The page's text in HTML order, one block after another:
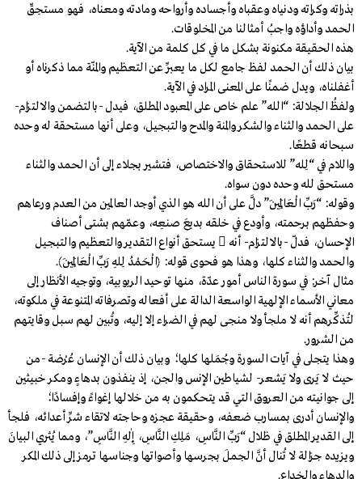
بذراته وكراته ودنياه وعقباه وأجساده وأرواحه ومادته ومعناه، فهو مستحِقّ
الحمد وأداؤه واجبُ أمثالنا من المخلوقات.
هذه الحقيقة مكنونة بشكل ما في كل كلمة من الآية.
بيان ذلك أن الحمد لفظ جامع لكل ما يعبِّر عن التعظيم والمنّة مما ذكرناه أو
أغفلناه، ويدل ضمنًا على المعنى المراد في الآية.
ولفظُ الجلالة: “الله” علم خاص على المعبود المطلق، فيدل -بالتضمن والالتزام-
على الحمد والثناء والشكر والمنة والمدح والتبجيل، وعلى أنها مستحقة له وحده
سبحانه قطعًا.
واللام في “لِله” للاستحقاق والاختصاص، فتشير بجلاء إلى أن الحمد والثناء
مستحق لله وحده دون سواه.
وقوله: “رَبِّ الْعَالَمِينَ” دلَّ على أن الله هو الذي أوجد العالمين من العدم ورعاهم
وحفظهم برحمته، وأودع في خلقه بديعَ صنعِه، وعمّهم بشتى أصناف
الإحسان، فدلّ -بالالتزام- أنه  يستحق أنواع التقدير والتعظيم والتبجيل
والحمد والثناء كلها، وهذا هو فحوى قوله: ﴿الْحَمْدُ لِلهِ رَبِّ الْعَالَمِينَ﴾.
مثال آخر: في سورة الناس أمور عدّة، منها توحيد الربوبية، وتوجيه الأنظار إلى
معاني الأسماء الإلهية الواسعة الدالة على أفعاله وتصرفاته المتنوعة في ملكوته،
لتُذكِّرهم أنه لا ملجأ ولا منجى لهم في الضراء إلا إليه، وتُبين لهم سبل وقايتهم
من الشرور.
وهذا يتجلى في آيات السورة وجُمَلها كلها؛ وبيان ذلك أن الإنسان عُرْضة -من
حيث لا يَرى ولا يَشعر- لشياطين الإنس والجن، إذ ينفذون بدهاءٍ ومكر خبيثين
إلى جوانيته من العروق التي قد يتحكمون به من خلالها إغواءً وإفسادًا؛
والإنسان أدرى بمسارب ضعفه، وحقيقة عجزه وحاجته لاتقاء شرِّ أعدائه، فلجأ
إلى القدير المطلق في ظلال “رَبِّ النَّاسِ، مَلِكِ النَّاسِ، إِلٰهِ النَّاسِ”، ومما يُثري البيانَ
ويزيده جزالة لا تُنال أنَّ الجملَ بجرسها وأصواتها وجناسها ترمز إلى ذلك المكر